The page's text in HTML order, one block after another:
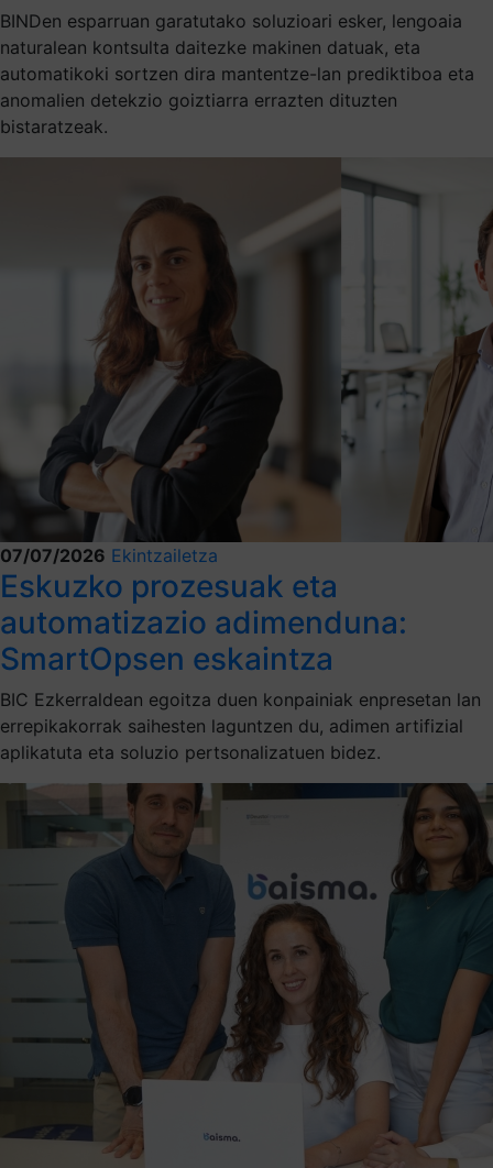
BINDen esparruan garatutako soluzioari esker, lengoaia
naturalean kontsulta daitezke makinen datuak, eta
automatikoki sortzen dira mantentze-lan prediktiboa eta
anomalien detekzio goiztiarra errazten dituzten
bistaratzeak.
07/07/2026 Ekintzailetza
Eskuzko prozesuak eta
automatizazio adimenduna:
SmartOpsen eskaintza
BIC Ezkerraldean egoitza duen konpainiak enpresetan lan
errepikakorrak saihesten laguntzen du, adimen artifizial
aplikatuta eta soluzio pertsonalizatuen bidez.